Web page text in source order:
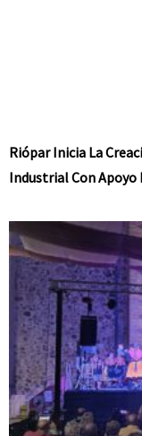
Riópar Inicia La
Industrial Con Apoyo